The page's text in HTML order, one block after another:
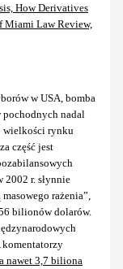
How Derivatives
Miami Law Review,
w USA, bomba
pochodnych nadal
wielkości rynku
część jest
2002 r. słynnie
rażenia”,
bilionów dolarów.
komentatorzy
nawet 3,7 biliona